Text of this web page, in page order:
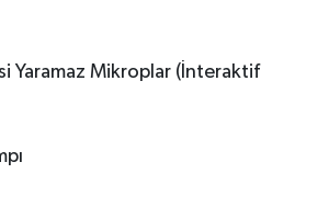
Yaramaz Mikroplar (İnteraktif